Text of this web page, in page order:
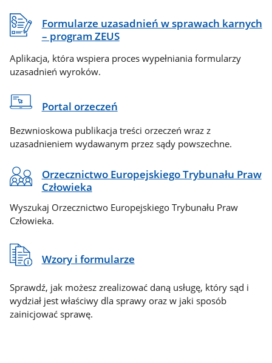
Formularze uzasadnień w sprawach karnych
– program ZEUS
Aplikacja, która wspiera proces wypełniania formularzy
uzasadnień wyroków.
Portal orzeczeń
Bezwnioskowa publikacja treści orzeczeń wraz z
uzasadnieniem wydawanym przez sądy powszechne.
Orzecznictwo Europejskiego Trybunału Praw
Człowieka
Wyszukaj Orzecznictwo Europejskiego Trybunału Praw
Człowieka.
Wzory i formularze
Sprawdź, jak możesz zrealizować daną usługę, który sąd i
wydział jest właściwy dla sprawy oraz w jaki sposób
zainicjować sprawę.